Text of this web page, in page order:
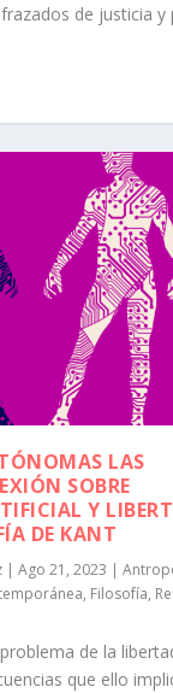
de justicia y
LAS
SOBRE
Y
DE KANT
|Ago 21, 2023 |
, Filosofía,
de la
que ello